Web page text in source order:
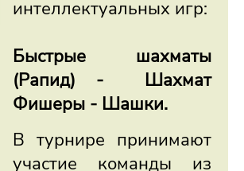
интеллектуальных игр:
Быстрые шахматы
(Рапид) - Шахмат
Фишеры - Шашки.
В турнире принимают
участие команды из